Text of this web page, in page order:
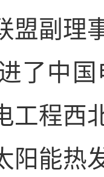
盟副理
了中
工程
阳能热